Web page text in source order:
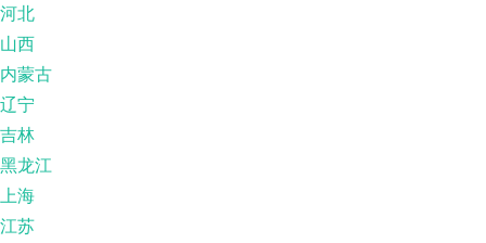
河北
山西
内蒙古
辽宁
吉林
黑龙江
上海
江苏